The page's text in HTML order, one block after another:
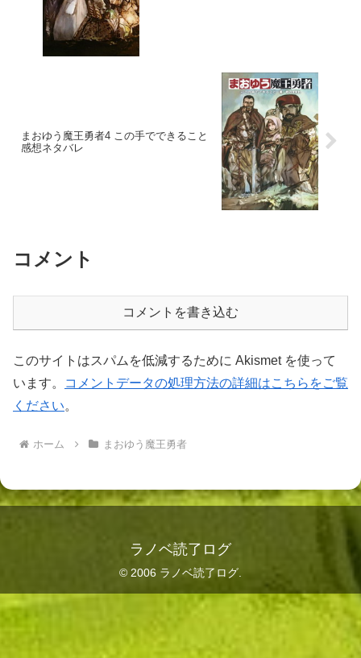
まおゆう魔王勇者4 この手でできること
感想ネタバレ
コメント
コメントを書き込む
このサイトはスパムを低減するために Akismet を使って
います。
コメントデータの処理方法の詳細はこちらをご覧
ください。
ホーム まおゆう魔王勇者
ラノベ読了ログ
© 2006 ラノベ読了ログ.